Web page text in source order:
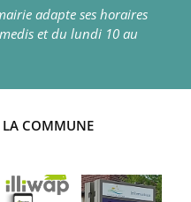
adapte ses horaires
et du lundi 10 au
LA COMMUNE